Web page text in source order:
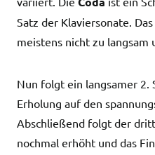
Satz der Klaviersonate.
meistens nicht zu langsam
Nun folgt ein langsamer 2.
Erholung auf den
Abschließend folgt der
nochmal erhöht und das